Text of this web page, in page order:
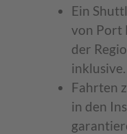
Ein
von Port
der
inklusive.
Fahrten
in den